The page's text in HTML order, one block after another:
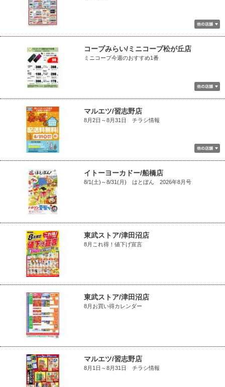
コープみらい/ミニコープ松が丘店
ミニコープ今週のおすすめ1番
マルエツ/習志野店
8月2日～8月31日 チラシ情報
イトーヨーカドー/船橋店
8/1(土)～8/31(月) はとぼん 2026年8月号
東武ストア/津田沼店
8月これ得！値下げ宣言
東武ストア/津田沼店
8月お買い得カレンダー
マルエツ/習志野店
8月1日～8月31日 チラシ情報